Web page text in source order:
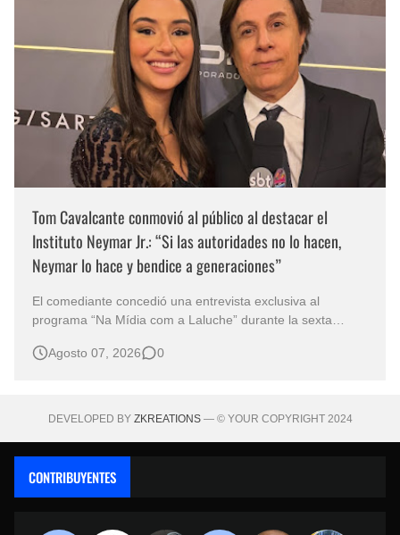
Tom Cavalcante conmovió al público al destacar el
Instituto Neymar Jr.: “Si las autoridades no lo hacen,
Neymar lo hace y bendice a generaciones”
El comediante concedió una entrevista exclusiva al
programa “Na Mídia com a Laluche” durante la sexta
eventos benéficos más importantes de Brasil. En medio del
Agosto 07, 2026 0
DEVELOPED BY ZKREATIONS— © YOUR COPYRIGHT 2024
CONTRIBUYENTES